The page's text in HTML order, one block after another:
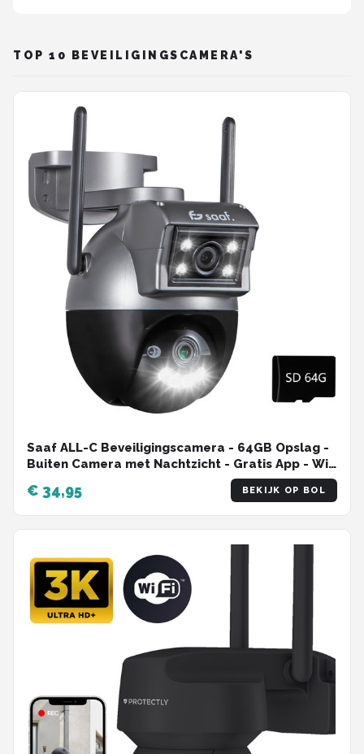
Reolink
EZVIZ
Hikvision
TP-Link
Foscam
Teceye
Smartwares
TOP 10 BEVEILIGINGSCAMERA'S
Saaf ALL-C Beveiligingscamera - 64GB Opslag -
Buiten Camera met Nachtzicht - Gratis App - Wifi
€ 34,95 BEKIJK OP BOL